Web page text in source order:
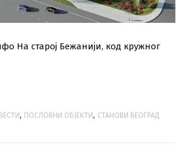
На старој Бежанији, код кружног
ВЕСТИ, ПОСЛОВНИ ОБЈЕКТИ, СТАНОВИ БЕОГРАД